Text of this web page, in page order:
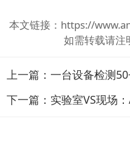
本文链接： https://
如需转载请注
上一篇：一台设备检测50+项目？解
下一篇： 实验室VS现场：AI为何力荐莱恩